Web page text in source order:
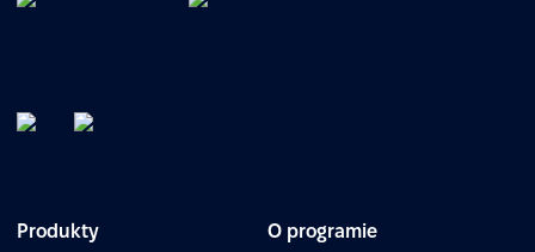
Produkty O programie